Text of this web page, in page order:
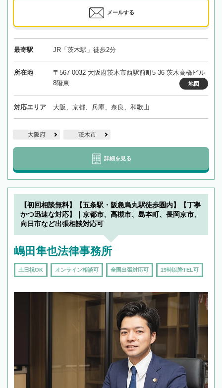
メールする
最寄駅 JR「茨木駅」徒歩2分
所在地
〒567-0032 大阪府茨木市西駅前町5-36 茨木高橋ビル
8階東
地図
対応エリア 大阪、京都、兵庫、奈良、和歌山
大阪府 茨木市
詳細を見る
【初回相談無料】【五条駅・阪急烏丸駅徒歩圏内】【丁寧
かつ迅速な対応】｜京都市、高槻市、島本町、長岡京市、
向日市など出張相談対応可
嶋田隼也法律事務所
土日祝OK オンライン相談可 全国出張対応可 19時以降TEL可